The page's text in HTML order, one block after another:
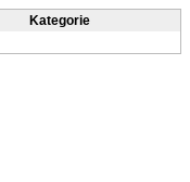
Kategorie